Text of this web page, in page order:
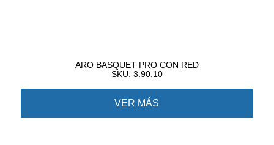
ARO BASQUET PRO CON RED
SKU: 3.90.10
VER MÁS